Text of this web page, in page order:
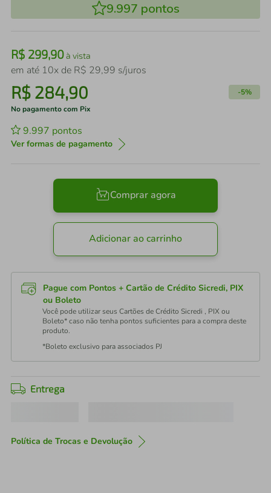
9.997 pontos
R$ 299,90à vista
em até 10x de R$ 29,99 s/juros
R$ 284,90 -5%
No pagamento com Pix
9.997 pontos
Ver formas de pagamento
Comprar agora
Adicionar ao carrinho
Pague com Pontos + Cartão de Crédito Sicredi, PIX
ou Boleto
Você pode utilizar seus Cartões de Crédito Sicredi , PIX ou
Boleto* caso não tenha pontos suficientes para a compra deste
produto.
*Boleto exclusivo para associados PJ
Entrega
Política de Trocas e Devolução